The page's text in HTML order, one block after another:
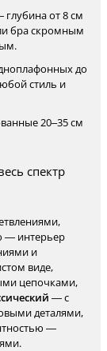
глубина от 8 см
бра скромным
до
стиль и
20–35 см
спектр
— интерьер
и
виде,
цепочками,
— с
деталями,
—